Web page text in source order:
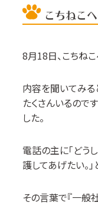
こちねこ
8月18日、こちね
内容を聞いてみ
たくさんいるので
した。
電話の主に「どう
護してあげたい。」
その言葉で『一般